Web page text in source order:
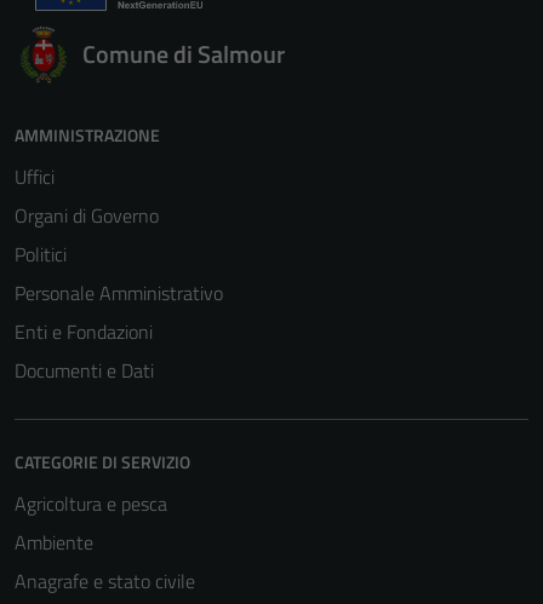
Comune di Salmour
AMMINISTRAZIONE
Uffici
Organi di Governo
Politici
Personale Amministrativo
Enti e Fondazioni
Documenti e Dati
CATEGORIE DI SERVIZIO
Agricoltura e pesca
Ambiente
Anagrafe e stato civile